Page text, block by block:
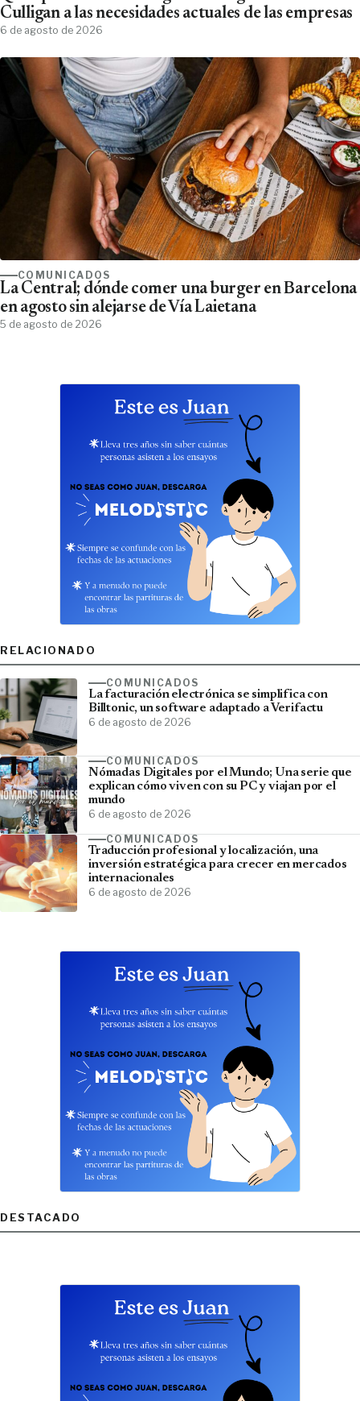
Culligan a las necesidades actuales de las empresas
6 de agosto de 2026
COMUNICADOS
La Central; dónde comer una burger en Barcelona
en agosto sin alejarse de Vía Laietana
5 de agosto de 2026
RELACIONADO
COMUNICADOS
La facturación electrónica se simplifica con
Billtonic, un software adaptado a Verifactu
6 de agosto de 2026
COMUNICADOS
Nómadas Digitales por el Mundo; Una serie que
explican cómo viven con su PC y viajan por el
mundo
6 de agosto de 2026
COMUNICADOS
Traducción profesional y localización, una
inversión estratégica para crecer en mercados
internacionales
6 de agosto de 2026
DESTACADO